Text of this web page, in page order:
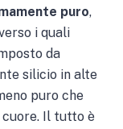
puro,
i quali
da
silicio in alte
puro che
cuore. Il tutto è